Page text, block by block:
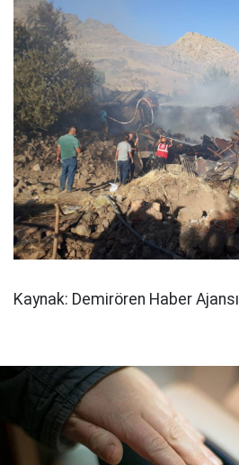
Kaynak: Demirören Haber Ajansı